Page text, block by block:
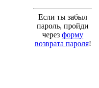
Если ты забыл
пароль, пройди
через форму
возврата пароля!